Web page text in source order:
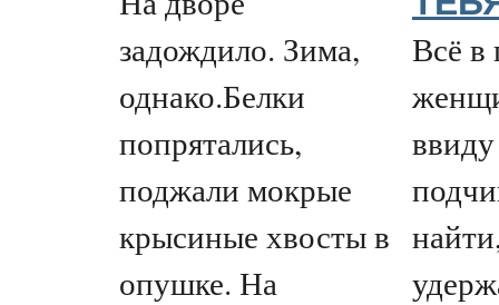
задождило. Зима,
однако.Белки
попрятались,
поджали мокрые
крысиные хвосты в
опушке. На
Всё в